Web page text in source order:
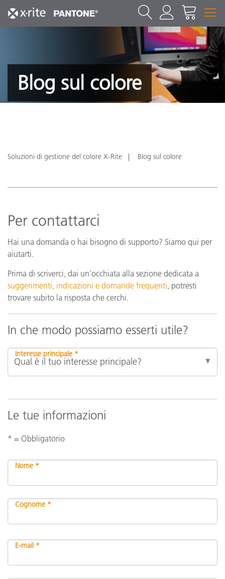
Blog sul colore
Soluzioni di gestione del colore X-Rite Blog sul colore
Per contattarci
Hai una domanda o hai bisogno di supporto? Siamo qui per
aiutarti.
Prima di scriverci, dai un'occhiata alla sezione dedicata a
suggerimenti, indicazioni e domande frequenti, potresti
trovare subito la risposta che cerchi.
In che modo possiamo esserti utile?
Interesse principale *
Le tue informazioni
* = Obbligatorio
Nome *
Cognome *
E-mail *